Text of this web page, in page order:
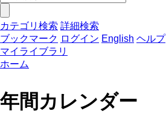
カテゴリ検索 詳細検索
ブックマーク ログイン English ヘルプ
マイライブラリ
ホーム
年間カレンダー